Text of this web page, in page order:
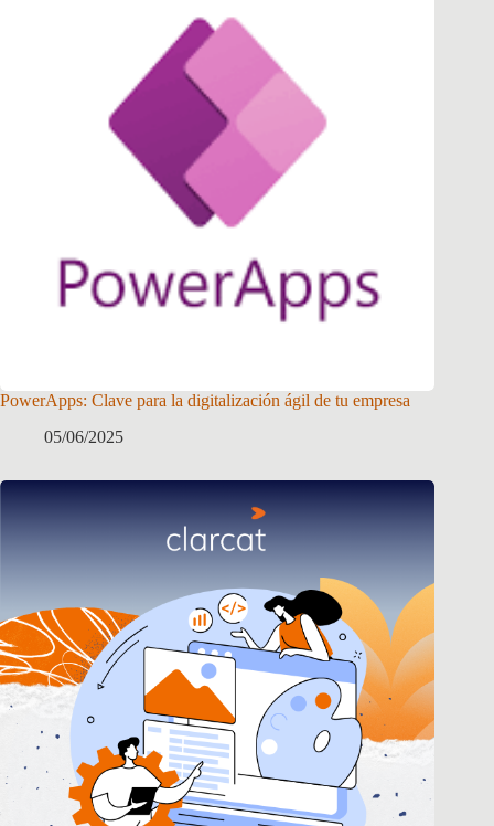
PowerApps: Clave para la digitalización ágil de tu empresa
05/06/2025